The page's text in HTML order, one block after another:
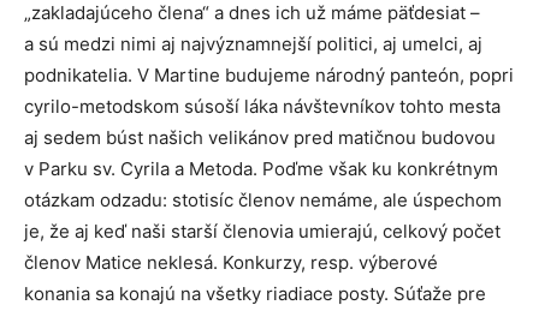
„zakladajúceho člena“ a dnes ich už máme päťdesiat –
a sú medzi nimi aj najvýznamnejší politici, aj umelci, aj
podnikatelia. V Martine budujeme národný panteón, popri
cyrilo-metodskom súsoší láka návštevníkov tohto mesta
aj sedem búst našich velikánov pred matičnou budovou
v Parku sv. Cyrila a Metoda. Poďme však ku konkrétnym
otázkam odzadu: stotisíc členov nemáme, ale úspechom
je, že aj keď naši starší členovia umierajú, celkový počet
členov Matice neklesá. Konkurzy, resp. výberové
konania sa konajú na všetky riadiace posty. Súťaže pre